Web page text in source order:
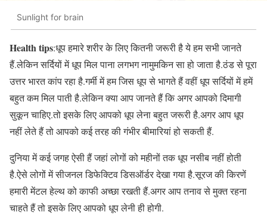
Sunlight for brain
Health tips:धूप हमारे शरीर के लिए कितनी जरूरी है ये हम सभी जानते
हैं.लेकिन सर्दियों में धूप मिल पाना लगभग नामुमकिन सा हो जाता है.ठंड से पूरा
उत्तर भारत कांप रहा है.गर्मी में हम जिस धूप से भागते हैं वहीं धूप सर्दियों में हमें
बहुत कम मिल पाती है.लेकिन क्या आप जानते हैं कि अगर आपको दिमागी
सुकून चाहिए.तो इसके लिए आपको धूप लेना बहुत जरूरी है.अगर आप धूप
नहीं लेते हैं तो आपको कई तरह की गंभीर बीमारियां हो सकती हैं.
दुनिया में कई जगह ऐसी हैं जहां लोगों को महीनों तक धूप नसीब नहीं होती
है.ऐसे लोगों में सीजनल डिफेक्टिव डिसऑर्डर देखा गया है.सूरज की किरणें
हमारी मेंटल हेल्थ को काफी अच्छा रखती हैं.अगर आप तनाव से मुक्त रहना
चाहते हैं तो इसके लिए आपको धूप लेनी ही होगी.